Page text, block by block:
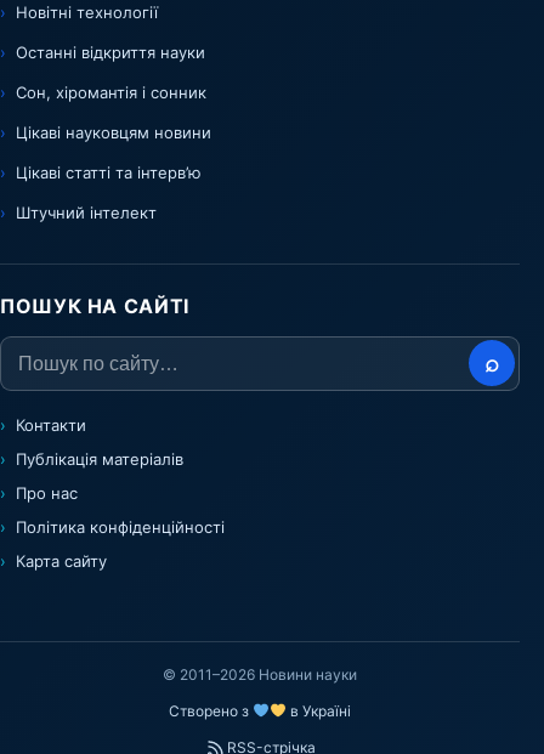
Новітні технології
Останні відкриття науки
Сон, хіромантія і сонник
Цікаві науковцям новини
Цікаві статті та інтерв’ю
Штучний інтелект
ПОШУК НА САЙТІ
⌕
Контакти
Публікація матеріалів
Про нас
Політика конфіденційності
Карта сайту
© 2011–2026 Новини науки
Створено з
в Україні
RSS-стрічка